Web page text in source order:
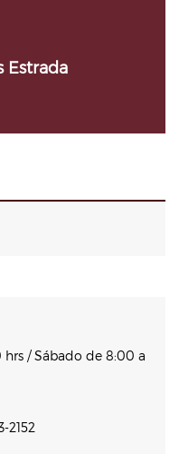
Estrada
hrs / Sábado de 8:00 a
2152